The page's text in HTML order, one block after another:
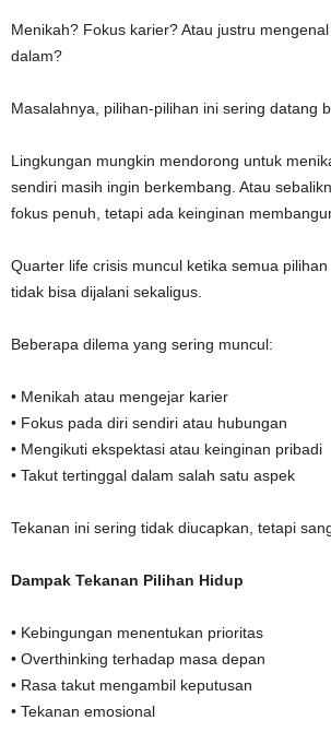
Menikah? Fokus karier? Atau justru
dalam?
Masalahnya, pilihan-pilihan ini sering datang
Lingkungan mungkin mendorong untuk
sendiri masih ingin berkembang. Atau
fokus penuh, tetapi ada keinginan
Quarter life crisis muncul ketika semua
tidak bisa dijalani sekaligus.
Beberapa dilema yang sering muncul:
• Menikah atau mengejar karier
• Fokus pada diri sendiri atau hubungan
• Mengikuti ekspektasi atau keinginan pribadi
• Takut tertinggal dalam salah satu aspek
Tekanan ini sering tidak diucapkan, tetapi
Dampak Tekanan Pilihan Hidup
• Kebingungan menentukan prioritas
• Overthinking terhadap masa depan
• Rasa takut mengambil keputusan
• Tekanan emosional